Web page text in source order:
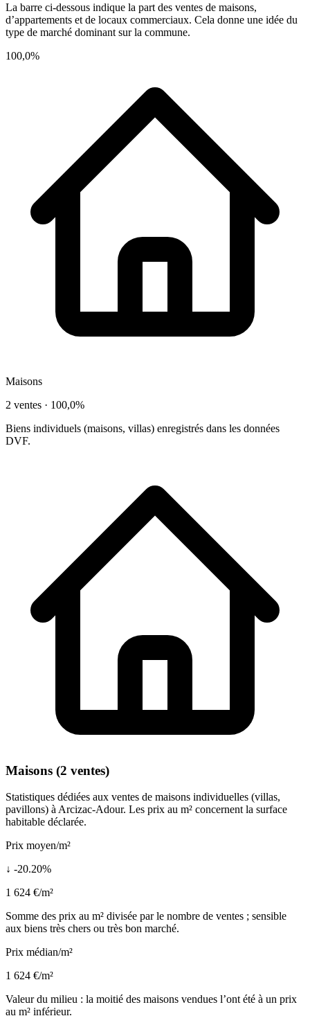
La barre ci-dessous indique la part des ventes de maisons,
d’appartements et de locaux commerciaux. Cela donne une idée du
type de marché dominant sur la commune.
100,0%
Maisons
2 ventes · 100,0%
Biens individuels (maisons, villas) enregistrés dans les données
DVF.
Maisons (2 ventes)
Statistiques dédiées aux ventes de maisons individuelles (villas,
pavillons) à Arcizac-Adour. Les prix au m² concernent la surface
habitable déclarée.
Prix moyen/m²
↓ -20.20%
1 624 €/m²
Somme des prix au m² divisée par le nombre de ventes ; sensible
aux biens très chers ou très bon marché.
Prix médian/m²
1 624 €/m²
Valeur du milieu : la moitié des maisons vendues l’ont été à un prix
au m² inférieur.